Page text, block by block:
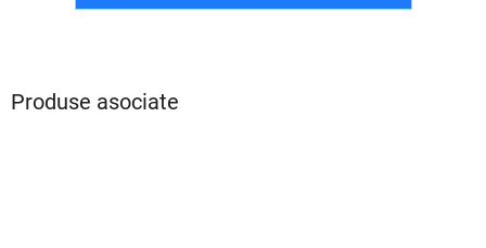
Produse asociate